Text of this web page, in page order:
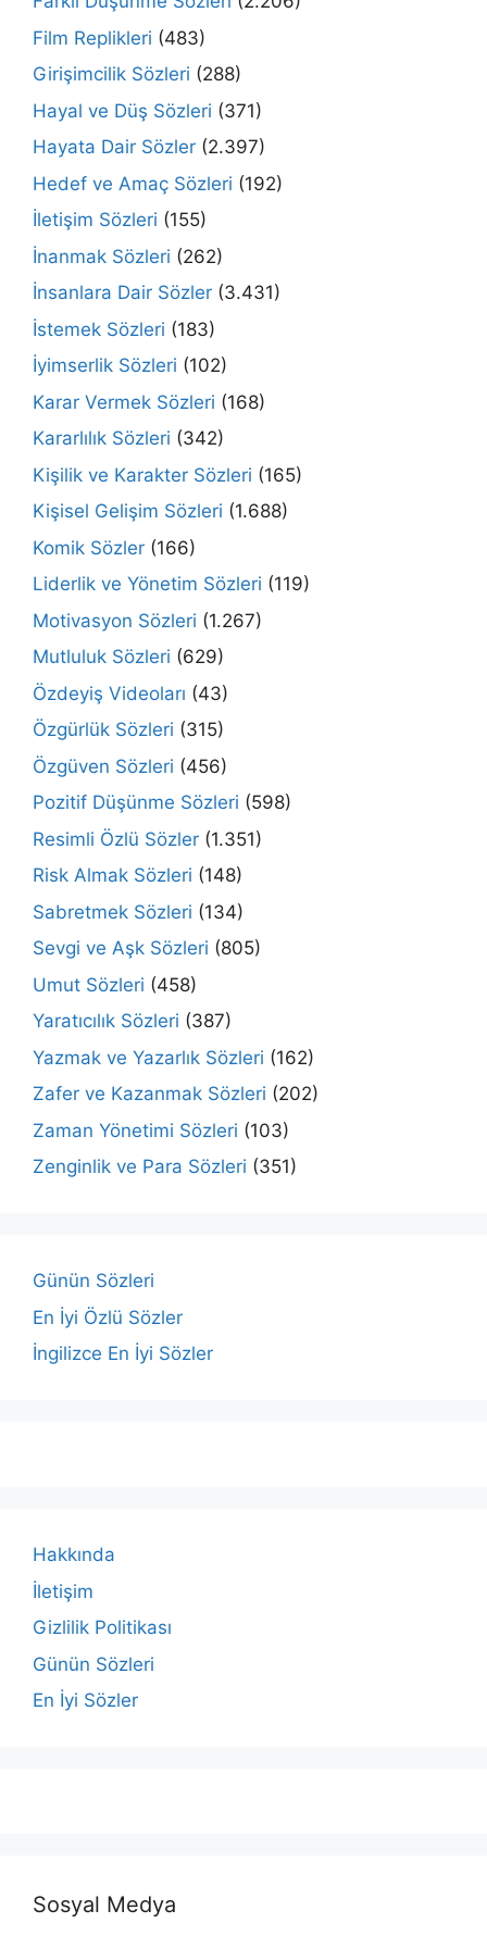
Film Replikleri (483)
Girişimcilik Sözleri (288)
Hayal ve Düş Sözleri (371)
Hayata Dair Sözler (2.397)
Hedef ve Amaç Sözleri (192)
İletişim Sözleri (155)
İnanmak Sözleri (262)
İnsanlara Dair Sözler (3.431)
İstemek Sözleri (183)
İyimserlik Sözleri (102)
Karar Vermek Sözleri (168)
Kararlılık Sözleri (342)
Kişilik ve Karakter Sözleri (165)
Kişisel Gelişim Sözleri (1.688)
Komik Sözler (166)
Liderlik ve Yönetim Sözleri (119)
Motivasyon Sözleri (1.267)
Mutluluk Sözleri (629)
Özdeyiş Videoları (43)
Özgürlük Sözleri (315)
Özgüven Sözleri (456)
Pozitif Düşünme Sözleri (598)
Resimli Özlü Sözler (1.351)
Risk Almak Sözleri (148)
Sabretmek Sözleri (134)
Sevgi ve Aşk Sözleri (805)
Umut Sözleri (458)
Yaratıcılık Sözleri (387)
Yazmak ve Yazarlık Sözleri (162)
Zafer ve Kazanmak Sözleri (202)
Zaman Yönetimi Sözleri (103)
Zenginlik ve Para Sözleri (351)
Günün Sözleri
En İyi Özlü Sözler
İngilizce En İyi Sözler
Hakkında
İletişim
Gizlilik Politikası
Günün Sözleri
En İyi Sözler
Sosyal Medya